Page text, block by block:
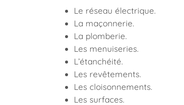
Le réseau électrique.
La maçonnerie.
La plomberie.
Les menuiseries.
L’étanchéité.
Les revêtements.
Les cloisonnements.
Les surfaces.